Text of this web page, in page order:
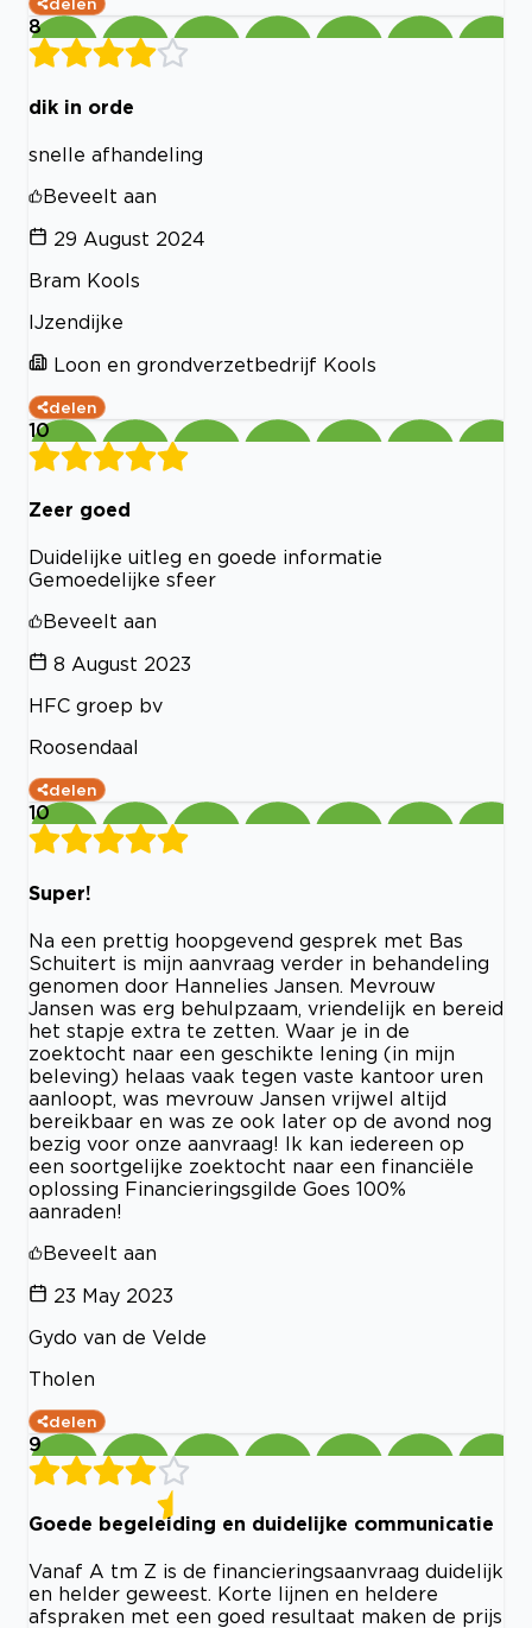
delen
8
dik in orde
snelle afhandeling
Beveelt aan
29 August 2024
Bram Kools
IJzendijke
Loon en grondverzetbedrijf Kools
delen
10
Zeer goed
Duidelijke uitleg en goede informatie
Gemoedelijke sfeer
Beveelt aan
8 August 2023
HFC groep bv
Roosendaal
delen
10
Super!
Na een prettig hoopgevend gesprek met Bas
Schuitert is mijn aanvraag verder in behandeling
genomen door Hannelies Jansen. Mevrouw
Jansen was erg behulpzaam, vriendelijk en bereid
het stapje extra te zetten. Waar je in de
zoektocht naar een geschikte lening (in mijn
beleving) helaas vaak tegen vaste kantoor uren
aanloopt, was mevrouw Jansen vrijwel altijd
bereikbaar en was ze ook later op de avond nog
bezig voor onze aanvraag! Ik kan iedereen op
een soortgelijke zoektocht naar een financiële
oplossing Financieringsgilde Goes 100%
aanraden!
Beveelt aan
23 May 2023
Gydo van de Velde
Tholen
delen
9
Goede begeleiding en duidelijke communicatie
Vanaf A tm Z is de financieringsaanvraag duidelijk
en helder geweest. Korte lijnen en heldere
afspraken met een goed resultaat maken de prijs